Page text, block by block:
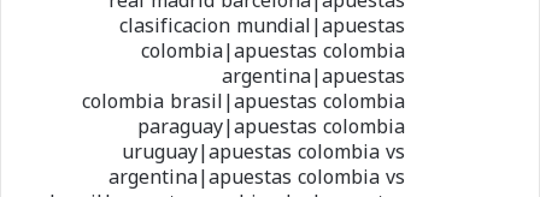
clasificacion mundial|apuestas
colombia|apuestas colombia
argentina|apuestas
colombia brasil|apuestas colombia
paraguay|apuestas colombia
uruguay|apuestas colombia vs
argentina|apuestas colombia vs